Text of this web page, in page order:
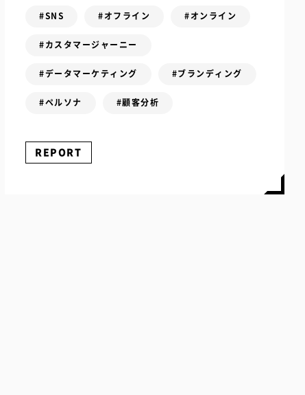
#SNS #オフライン #オンライン
#カスタマージャーニー
#データマーケティング #ブランディング
#ペルソナ #顧客分析
REPORT